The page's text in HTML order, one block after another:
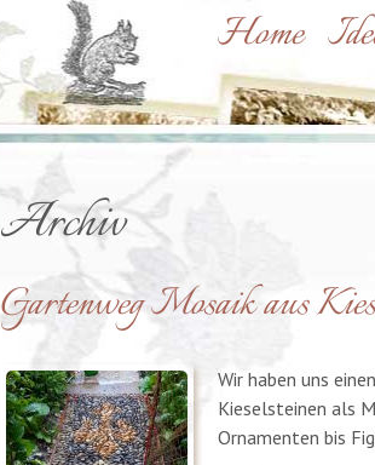
Home
Archiv
Gartenweg Mosaik aus
Wir haben uns
Kieselsteinen als
Ornamenten bis